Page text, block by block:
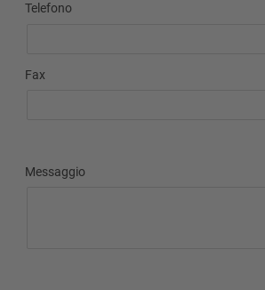
Telefono
Fax
Messaggio